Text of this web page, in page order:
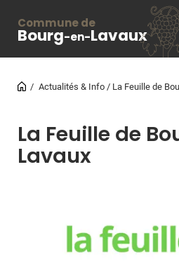
Commune de
Bourg-en-Lavaux
Actualités & Info La Feuille de
La Feuille de
Lavaux